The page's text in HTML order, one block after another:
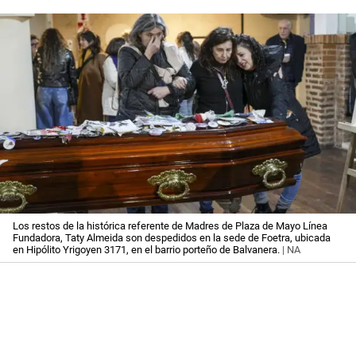
Los restos de la histórica referente de Madres de Plaza de Mayo Línea
Fundadora, Taty Almeida son despedidos en la sede de Foetra, ubicada
en Hipólito Yrigoyen 3171, en el barrio porteño de Balvanera. | NA